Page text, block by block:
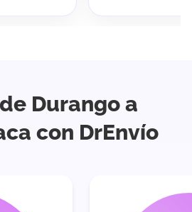
Durango a
con DrEnvío